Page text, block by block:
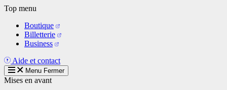
Aller
contenu
principal
Top menu
Boutique
Billetterie
Business
Aide et contact
Menu Fermer
Mises en avant